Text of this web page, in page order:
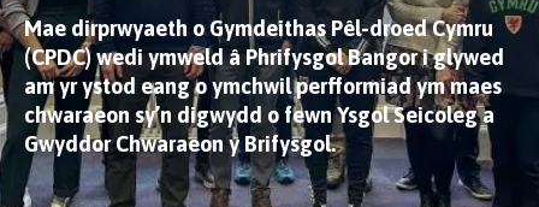
Mae dirprwyaeth o Gymdeithas Pêl-droed Cymru
(CPDC) wedi ymweld â Phrifysgol Bangor i glywed
am yr ystod eang o ymchwil perfformiad ym maes
chwaraeon sy’n digwydd o fewn Ysgol Seicoleg a
Gwyddor Chwaraeon y Brifysgol.